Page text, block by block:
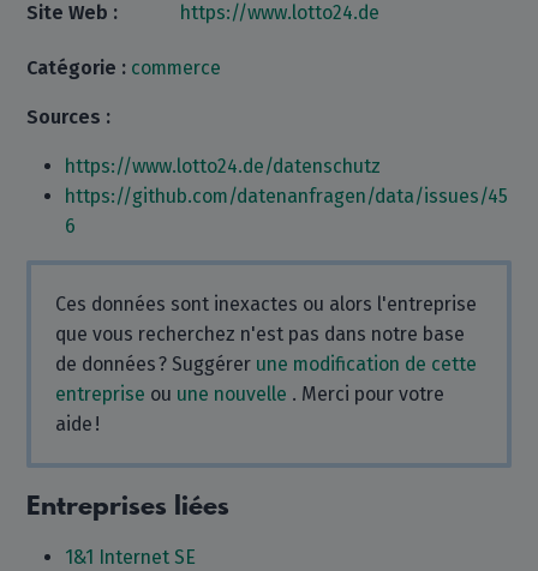
Site Web :
https://www.lotto24.de
Catégorie : commerce
Sources :
https://www.lotto24.de/datenschutz
https://github.com/datenanfragen/data/issues/45
6
Ces données sont inexactes ou alors l'entreprise
que vous recherchez n'est pas dans notre base
de données ? Suggérer une modification de cette
entreprise ou une nouvelle . Merci pour votre
aide !
Entreprises liées
1&1 Internet SE